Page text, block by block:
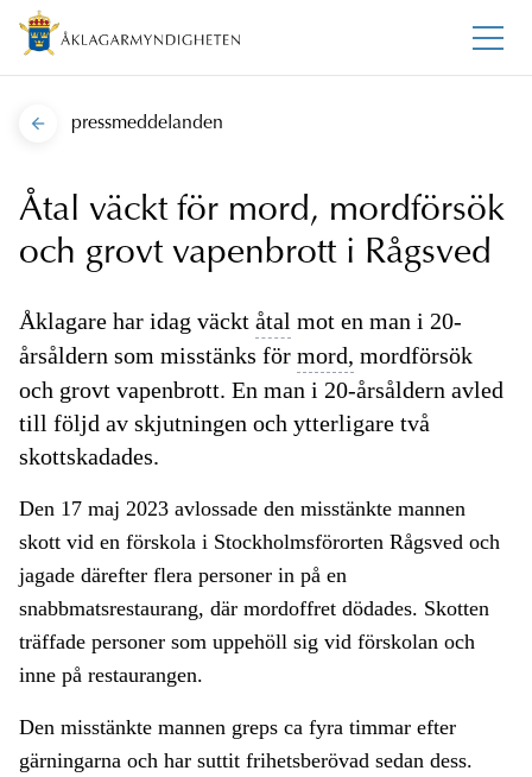
pressmeddelanden
Åtal väckt för mord, mordförsök
och grovt vapenbrott i Rågsved
Åklagare har idag väckt åtal mot en man i 20-
årsåldern som misstänks för mord, mordförsök
och grovt vapenbrott. En man i 20-årsåldern avled
till följd av skjutningen och ytterligare två
skottskadades.
Den 17 maj 2023 avlossade den misstänkte mannen
skott vid en förskola i Stockholmsförorten Rågsved och
jagade därefter flera personer in på en
snabbmatsrestaurang, där mordoffret dödades. Skotten
träffade personer som uppehöll sig vid förskolan och
inne på restaurangen.
Den misstänkte mannen greps ca fyra timmar efter
gärningarna och har suttit frihetsberövad sedan dess.